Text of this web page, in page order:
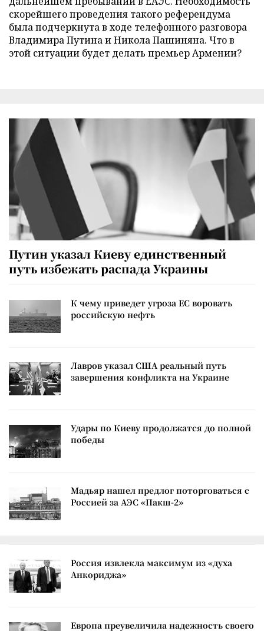
скорейшего проведения такого референдума
была подчеркнута в ходе телефонного разговора
Владимира Путина и Никола Пашиняна. Что в
этой ситуации будет делать премьер Армении?
Путин указал Киеву единственный
путь избежать распада Украины
К чему приведет угроза ЕС воровать
российскую нефть
Лавров указал США реальный путь
завершения конфликта на Украине
Удары по Киеву продолжатся до полной
победы
Мадьяр нашел предлог поторговаться с
Россией за АЭС «Пакш-2»
Россия извлекла максимум из «духа
Анкориджа»
Европа преувеличила надежность своего